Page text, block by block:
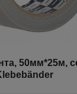
50мм*25м,